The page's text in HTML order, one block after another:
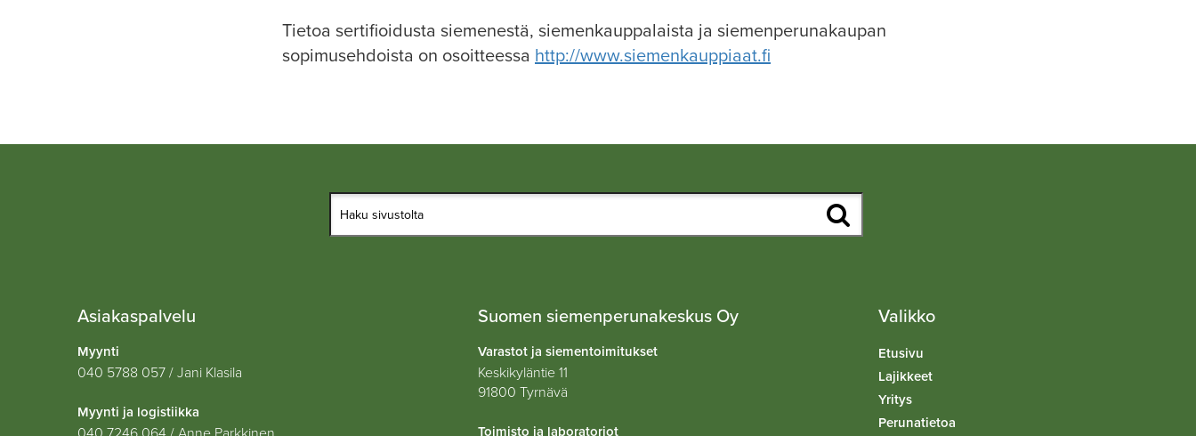
Tietoa sertifioidusta siemenestä, siemenkauppalaista ja siemenperunakaupan
sopimusehdoista on osoitteessa http://www.siemenkauppiaat.fi
Asiakaspalvelu
Myynti
040 5788 057 / Jani Klasila
Myynti ja logistiikka
Suomen siemenperunakeskus Oy
Varastot ja siementoimitukset
Keskikyläntie 11
91800 Tyrnävä
Toimisto ja laboratoriot
Valikko
Etusivu
Lajikkeet
Yritys
Perunatietoa